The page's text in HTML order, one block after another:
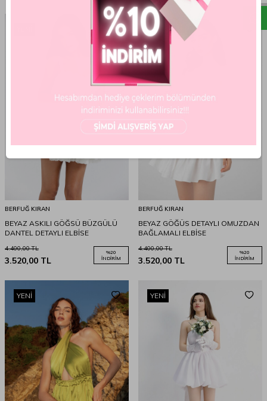
BERFUĞ KIRAN
BEYAZ ASKILI GÖĞSÜ BÜZGÜLÜ
DANTEL DETAYLI ELBİSE
4.400,00TL
3.520,00 TL
%20
İNDIRIM
BERFUĞ KIRAN
BEYAZ GÖĞÜS DETAYLI OMUZDAN
BAĞLAMALI ELBİSE
4.400,00TL
3.520,00 TL
%20
İNDIRIM
YENI YENI